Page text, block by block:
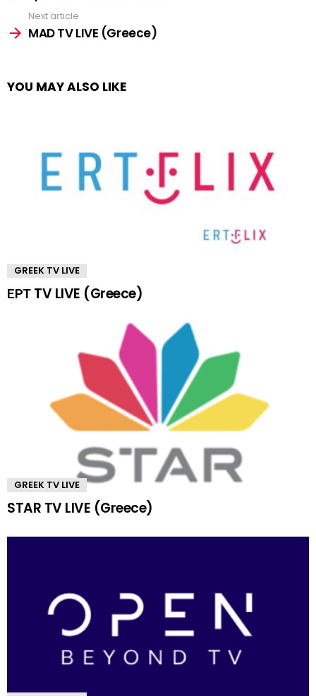
Next article
MAD TV LIVE (Greece)
YOU MAY ALSO LIKE
GREEK TV LIVE
ΕΡΤ TV LIVE (Greece)
GREEK TV LIVE
STAR TV LIVE (Greece)